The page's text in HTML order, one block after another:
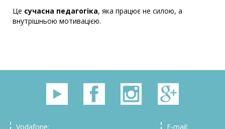
Це сучасна педагогіка, яка працює не силою, а
внутрішньою мотивацією.
Vodafone: E-mail: